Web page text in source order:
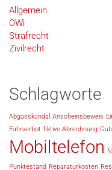
Allgemein
OWi
Strafrecht
Zivilrecht
Schlagworte
Abgasskandal Anscheinsbeweis
Fahrverbot fiktive Abrechnung
Mobiltelefon
Punktestand Reparaturkosten